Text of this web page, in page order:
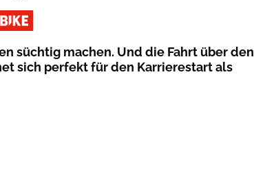
süchtig machen. Und die Fahrt über
sich perfekt für den Karrierestart als